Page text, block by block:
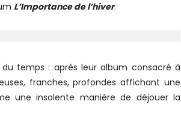
L’Importance de l’hiver.
temps : après leur album consacré à
franches, profondes affichant une
une insolente manière de déjouer la